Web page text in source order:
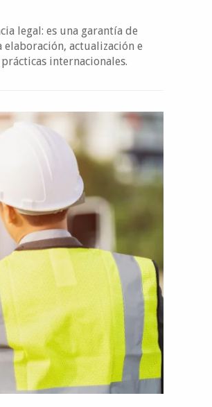
legal: es una garantía de
elaboración, actualización e
internacionales.